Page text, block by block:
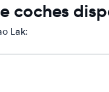
coches
Lak: